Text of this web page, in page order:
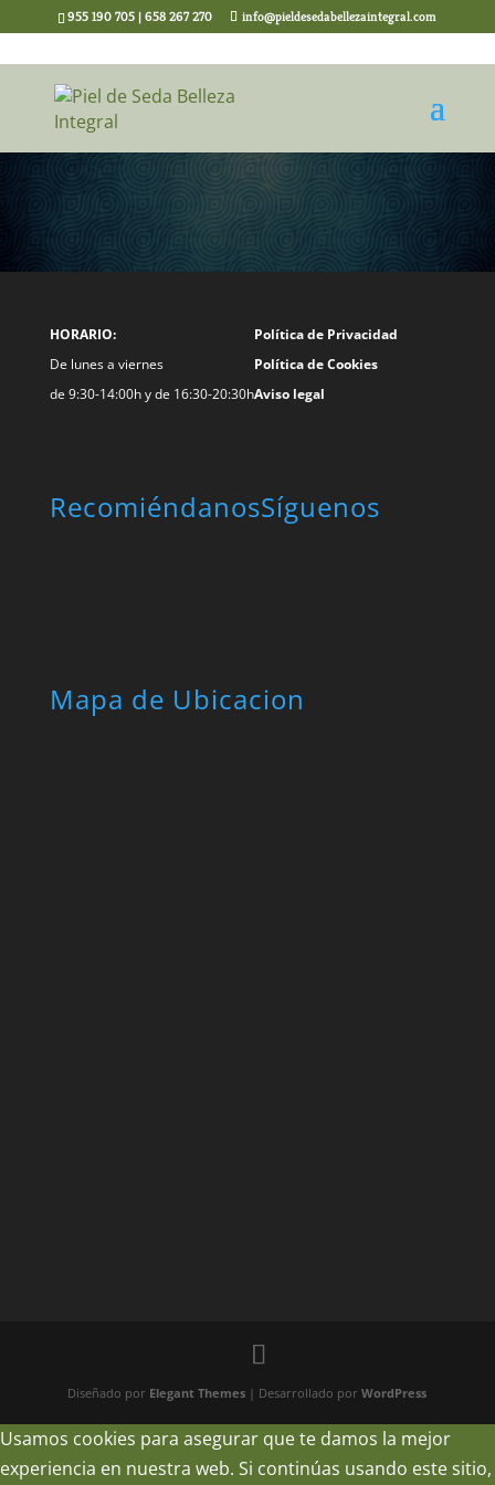
955 190 705 | 658 267 270 info@pieldesedabellezaintegral.com
HORARIO:
De lunes a viernes
de 9:30-14:00h y de 16:30-20:30h
Política de Privacidad
Política de Cookies
Aviso legal
RecomiéndanosSíguenos
Mapa de Ubicacion
Diseñado por Elegant Themes | Desarrollado porWordPress
Usamos cookies para asegurar que te damos la mejor
experiencia en nuestra web. Si continúas usando este sitio,